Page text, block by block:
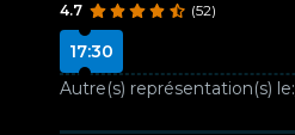
4.7 (52)
17:30
Autre(s) représentation(s) le: